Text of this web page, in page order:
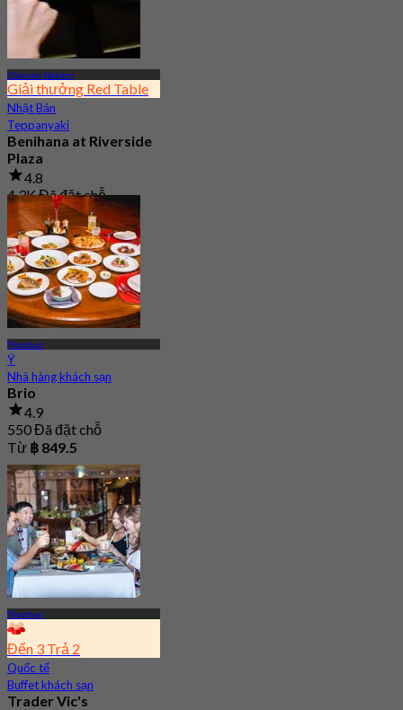
Charoen Nakorn
Giải thưởng Red Table
Nhật Bản
Teppanyaki
Benihana at Riverside
Plaza
4.8
4.3K Đã đặt chỗ
Từ฿ 550
Thonburi
Ý
Nhà hàng khách sạn
Brio
4.9
550 Đã đặt chỗ
Từ ฿ 849.5
Thonburi
Đến 3 Trả 2
Quốc tế
Buffet khách sạn
Trader Vic's